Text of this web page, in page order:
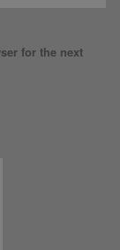
for the next